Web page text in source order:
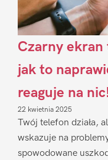
Czarny
jak to
reaguje na
22 kwietnia 2025
Twój telefon działa,
wskazuje na
spowodowane